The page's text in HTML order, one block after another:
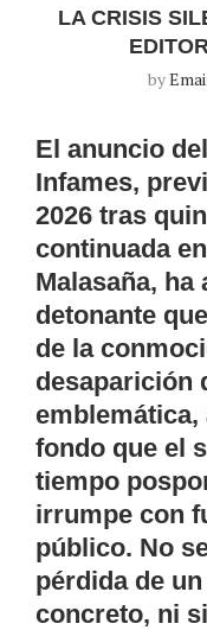
LA CRISIS
by
El anuncio
Infames,
2026 tras
continuada
Malasaña, ha
detonante
de la
desaparición
emblemática,
fondo que el
tiempo
irrumpe con
público. No
pérdida de
concreto, ni